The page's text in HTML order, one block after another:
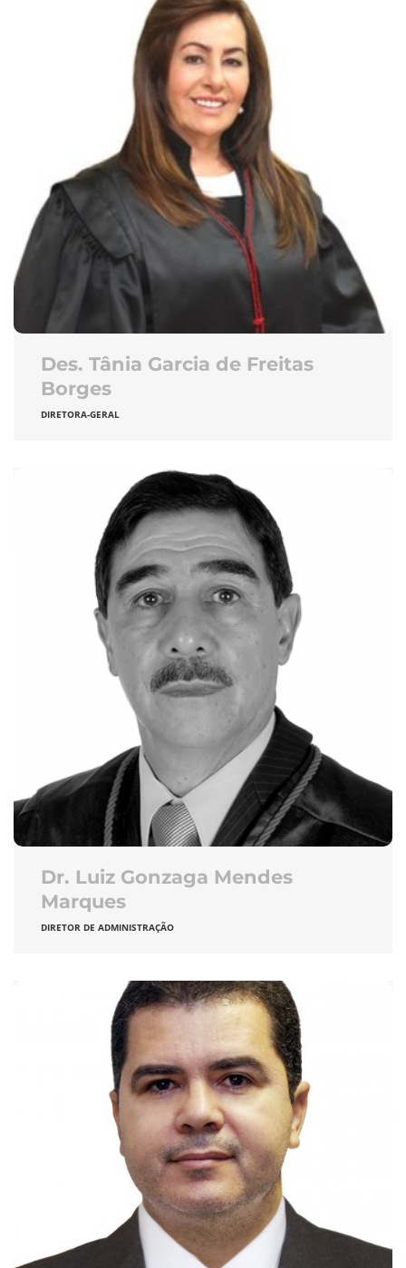
Des. Tânia Garcia de Freitas
Borges
DIRETORA-GERAL
Dr. Luiz Gonzaga Mendes
Marques
DIRETOR DE ADMINISTRAÇÃO